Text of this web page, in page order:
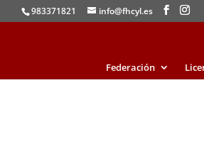
983371821 info@fhcyl.es
Federación